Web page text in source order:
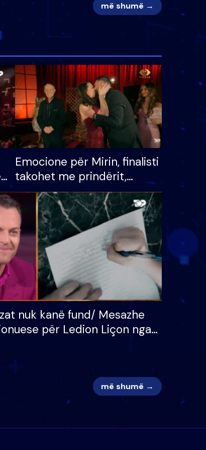
më shumë →
Emocione për Mirin, finalisti
takohet me prindërit,
vajzën dhe bashkëshorten:
S’kemi ndonjë letër divorci
apo jo?
nuk kanë fund/ Mesazhe
për Ledion Liçon nga
më shumë →